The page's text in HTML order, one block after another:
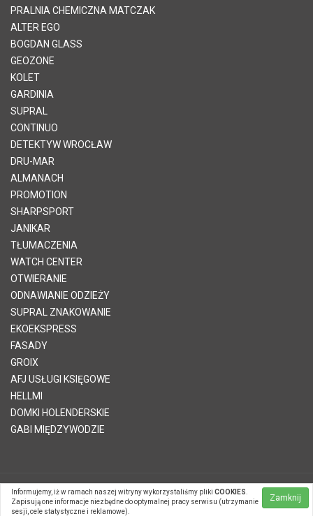
PRALNIA CHEMICZNA MATCZAK
ALTER EGO
BOGDAN GLASS
GEOZONE
KOLET
GARDINIA
SUPRAL
CONTINUO
DETEKTYW WROCŁAW
DRU-MAR
ALMANACH
PROMOTION
SHARPSPORT
JANIKAR
TŁUMACZENIA
WATCH CENTER
OTWIERANIE
ODNAWIANIE ODZIEŻY
SUPRAL ZNAKOWANIE
EKOEKSPRESS
FASADY
GROIX
AFJ USŁUGI KSIĘGOWE
HELLMI
DOMKI HOLENDERSKIE
GABI MIĘDZYWODZIE
© 2026 Telvinet Sp. z o.o. | Kopiowanie treści zabronione |
Systemy CMS Telvinet.pl
Zamknij
Informujemy, iż w ramach naszej witryny wykorzystaliśmy pliki COOKIES
Zapisują one informacje niezbędne do optymalnej pracy serwisu (utrzymanie
sesji, cele statystyczne i reklamowe).